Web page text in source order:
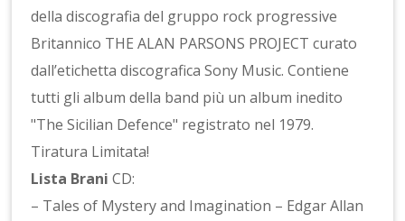
della discografia del gruppo rock progressive
Britannico THE ALAN PARSONS PROJECT curato
dall’etichetta discografica Sony Music. Contiene
tutti gli album della band più un album inedito
"The Sicilian Defence" registrato nel 1979.
Tiratura Limitata!
Lista Brani CD:
– Tales of Mystery and Imagination – Edgar Allan